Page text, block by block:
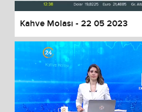
Kahve Molası - 22 05 2023